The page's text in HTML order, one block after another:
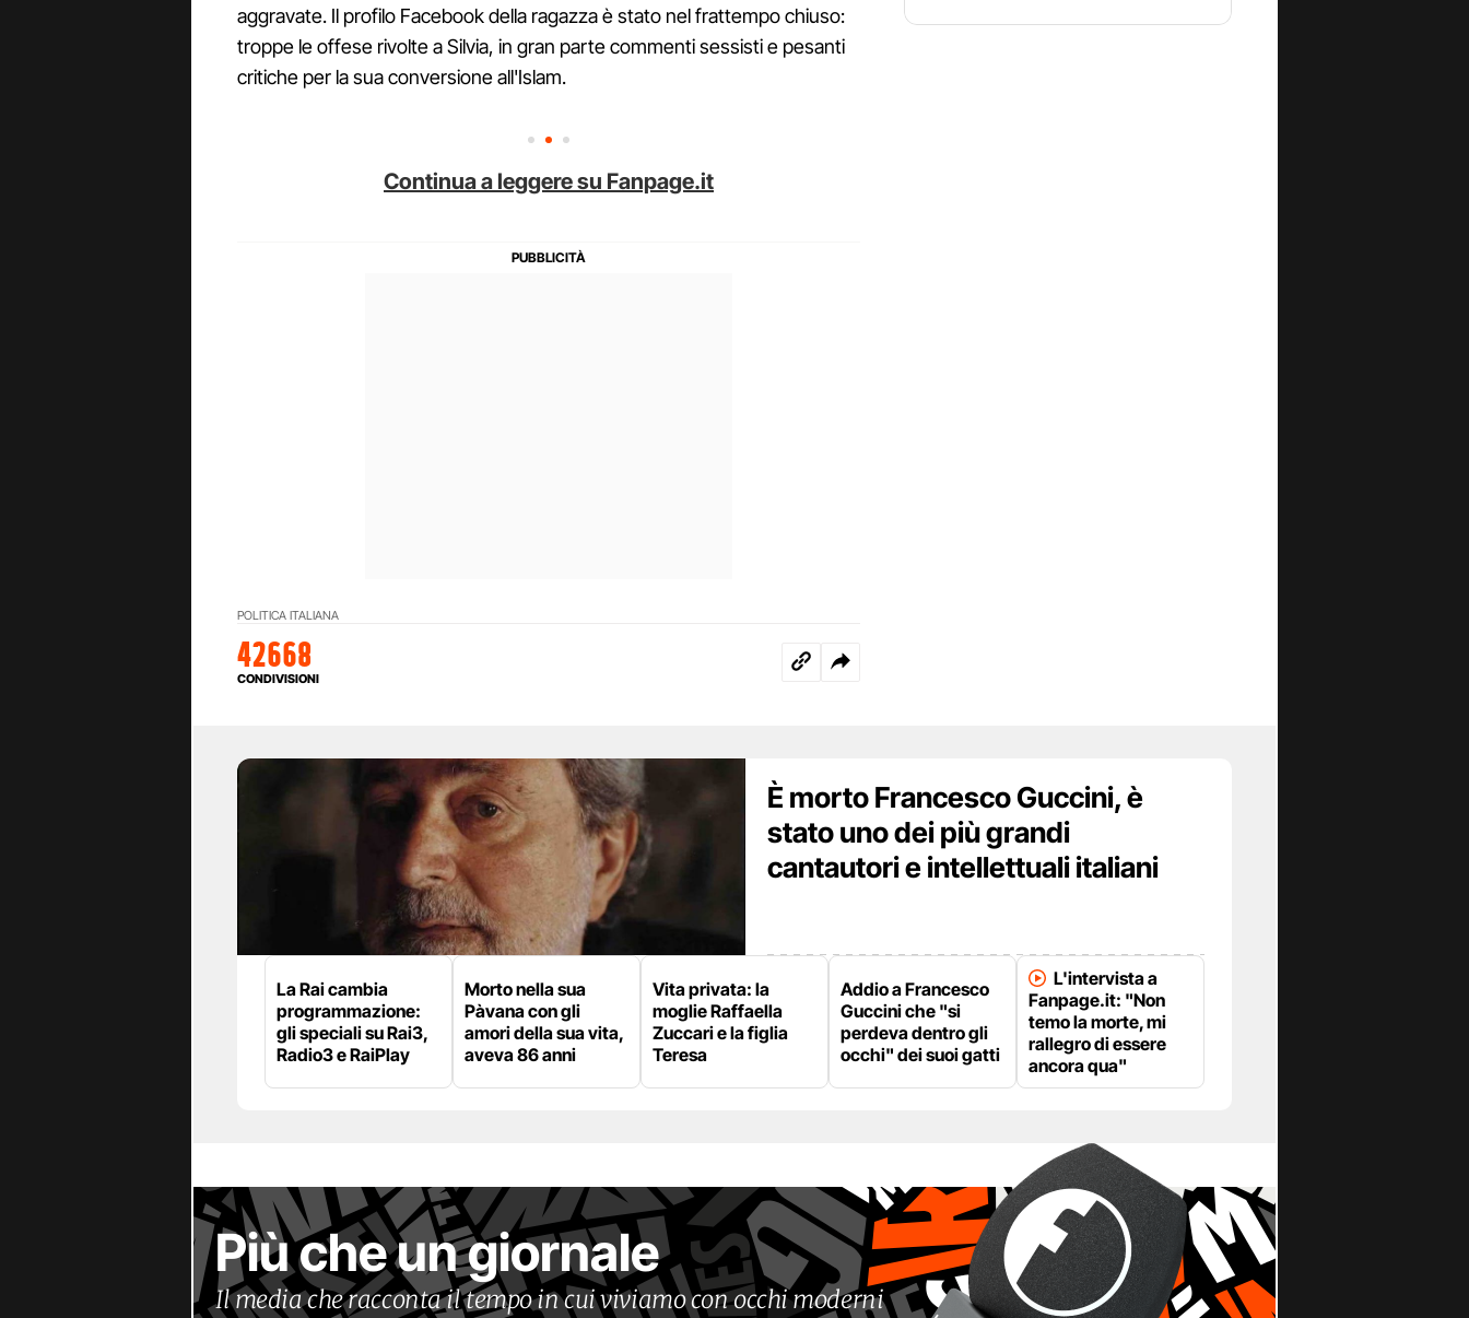
aggravate. Il profilo Facebook della ragazza è stato nel frattempo chiuso:
troppe le offese rivolte a Silvia, in gran parte commenti sessisti e pesanti
critiche per la sua conversione all'Islam.
Continua a leggere su Fanpage.it
POLITICA ITALIANA
42668
CONDIVISIONI
È morto Francesco Guccini, è
stato uno dei più grandi
cantautori e intellettuali italiani
La Rai cambia
programmazione:
gli speciali su Rai3,
Radio3 e RaiPlay
Morto nella sua
Pàvana con gli
amori della sua vita,
aveva 86 anni
Vita privata: la
moglie Raffaella
Zuccari e la figlia
Teresa
Addio a Francesco
Guccini che "si
perdeva dentro gli
occhi" dei suoi gatti
L'intervista a
Fanpage.it: "Non
temo la morte, mi
rallegro di essere
ancora qua"
Più che un giornale
Il media che racconta il tempo in cui viviamo con occhi moderni